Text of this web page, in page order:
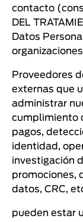
contacto
DEL
Datos
Proveedores
externas que
administrar
cumplimiento
pagos,
identidad,
investigación
promociones,
datos, CRC,
pueden estar